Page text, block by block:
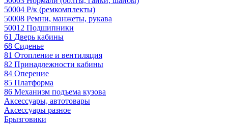
50004 Р/к (ремкомплекты)
50008 Ремни, манжеты, рукава
50012 Подшипники
61 Дверь кабины
68 Сиденье
81 Отопление и вентиляция
82 Принадлежности кабины
84 Оперение
85 Платформа
86 Механизм подъема кузова
Аксессуары, автотовары
Аксессуары разное
Брызговики